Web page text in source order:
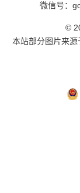
微信号：
©
本站部分图片来